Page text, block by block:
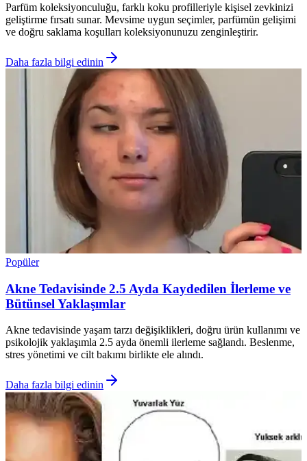
Parfüm koleksiyonculuğu, farklı koku profilleriyle kişisel zevkinizi
geliştirme fırsatı sunar. Mevsime uygun seçimler, parfümün gelişimi
ve doğru saklama koşulları koleksiyonunuzu zenginleştirir.
Daha fazla bilgi edinin
Popüler
Akne Tedavisinde 2.5 Ayda Kaydedilen İlerleme ve
Bütünsel Yaklaşımlar
Akne tedavisinde yaşam tarzı değişiklikleri, doğru ürün kullanımı ve
psikolojik yaklaşımla 2.5 ayda önemli ilerleme sağlandı. Beslenme,
stres yönetimi ve cilt bakımı birlikte ele alındı.
Daha fazla bilgi edinin